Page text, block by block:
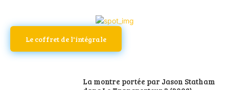
Le coffret de l'intégrale
La montre portée par Jason Statham